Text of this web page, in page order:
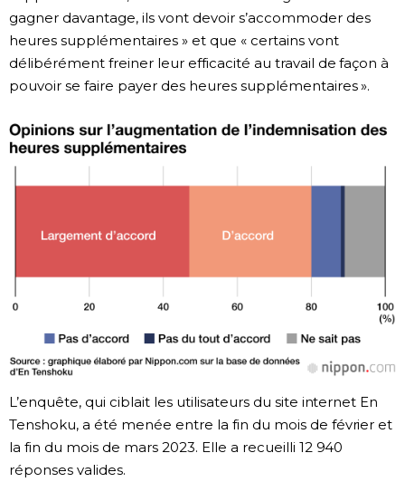
gagner davantage, ils vont devoir s’accommoder des
heures supplémentaires » et que « certains vont
délibérément freiner leur efficacité au travail de façon à
pouvoir se faire payer des heures supplémentaires ».
L’enquête, qui ciblait les utilisateurs du site internet En
Tenshoku, a été menée entre la fin du mois de février et
la fin du mois de mars 2023. Elle a recueilli 12 940
réponses valides.